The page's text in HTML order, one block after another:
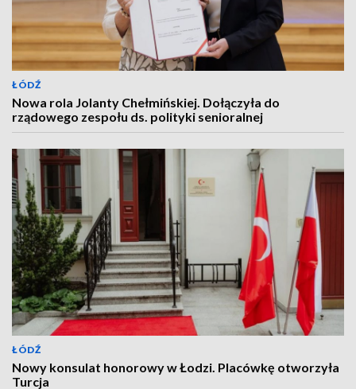
ŁÓDŹ
Nowa rola Jolanty Chełmińskiej. Dołączyła do
rządowego zespołu ds. polityki senioralnej
ŁÓDŹ
Nowy konsulat honorowy w Łodzi. Placówkę otworzyła
Turcja